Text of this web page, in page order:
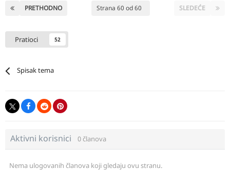
PRETHODNO SLEDEĆE
Strana 60 od 60
Pratioci 52
Spisak tema
Aktivni korisnici 0 članova
Nema ulogovanih članova koji gledaju ovu stranu.